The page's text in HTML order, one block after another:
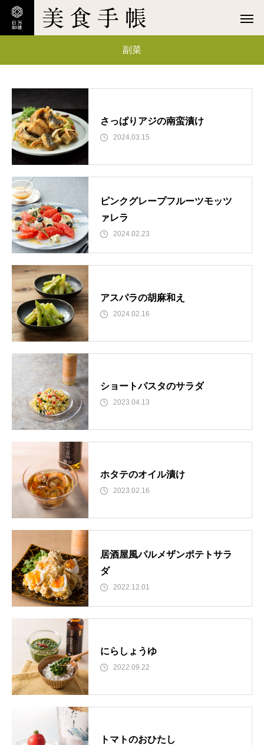
副菜
さっぱりアジの南蛮漬け
2024.03.15
ピンクグレープフルーツモッツ
ァレラ
2024.02.23
アスパラの胡麻和え
2024.02.16
ショートパスタのサラダ
2023.04.13
ホタテのオイル漬け
2023.02.16
居酒屋風パルメザンポテトサラ
ダ
2022.12.01
にらしょうゆ
2022.09.22
トマトのおひたし